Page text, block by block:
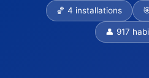
🏀 4 installations
👤 917